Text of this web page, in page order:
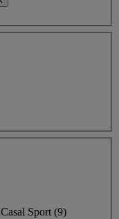
Casal Sport (9)